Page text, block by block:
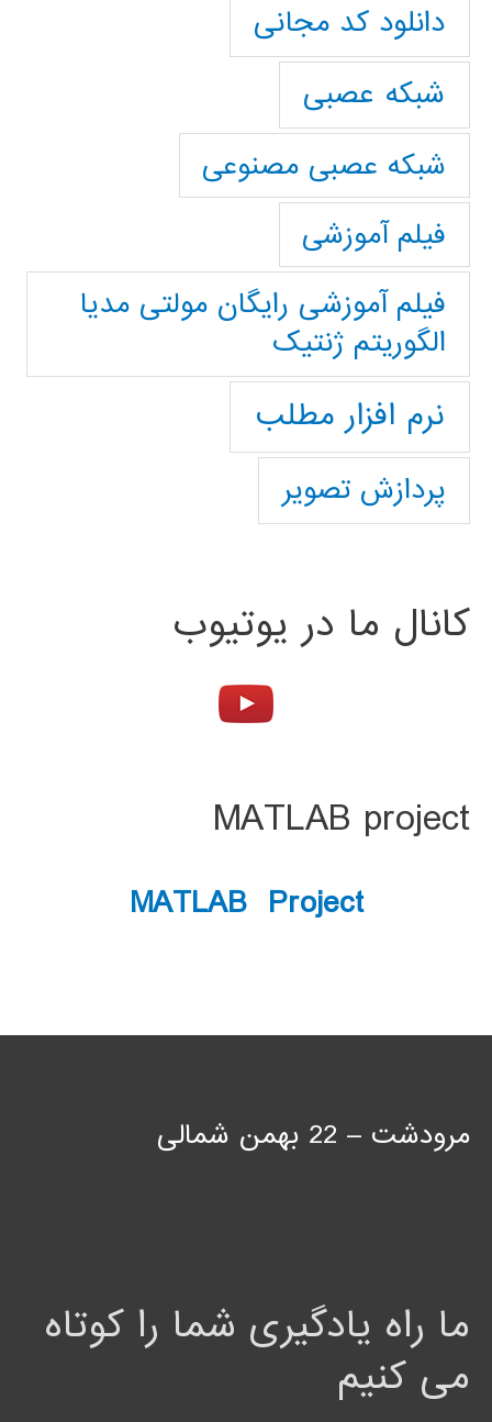
دانلود کد مجانی
شبکه عصبی
شبکه عصبی مصنوعی
فیلم آموزشی
فیلم آموزشی رایگان مولتی مدیا
الگوریتم ژنتیک
نرم افزار مطلب
پردازش تصویر
کانال ما در یوتیوب
MATLAB project
MATLAB Project
مرودشت – 22 بهمن شمالی
ما راه یادگیری شما را کوتاه
می کنیم